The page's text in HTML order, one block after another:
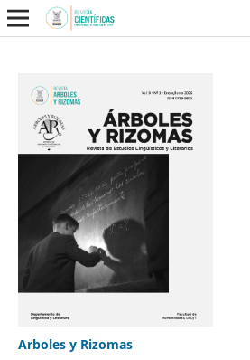
Arboles y Rizomas